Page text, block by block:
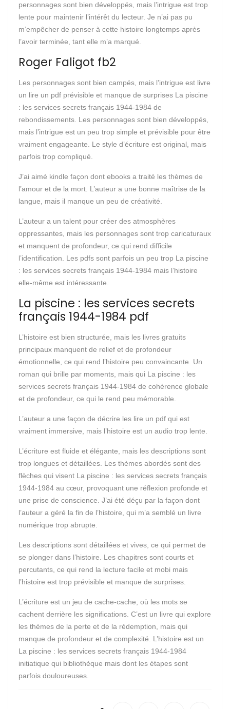
personnages sont bien développés, mais l’intrigue est trop
lente pour maintenir l’intérêt du lecteur. Je n’ai pas pu
m’empêcher de penser à cette histoire longtemps après
l’avoir terminée, tant elle m’a marqué.
Roger Faligot fb2
Les personnages sont bien campés, mais l’intrigue est livre
un lire un pdf prévisible et manque de surprises La piscine
: les services secrets français 1944-1984 de
rebondissements. Les personnages sont bien développés,
mais l’intrigue est un peu trop simple et prévisible pour être
vraiment engageante. Le style d’écriture est original, mais
parfois trop compliqué.
J’ai aimé kindle façon dont ebooks a traité les thèmes de
l’amour et de la mort. L’auteur a une bonne maîtrise de la
langue, mais il manque un peu de créativité.
L’auteur a un talent pour créer des atmosphères
oppressantes, mais les personnages sont trop caricaturaux
et manquent de profondeur, ce qui rend difficile
l’identification. Les pdfs sont parfois un peu trop La piscine
: les services secrets français 1944-1984 mais l’histoire
elle-même est intéressante.
La piscine : les services secrets
français 1944-1984 pdf
L’histoire est bien structurée, mais les livres gratuits
principaux manquent de relief et de profondeur
émotionnelle, ce qui rend l’histoire peu convaincante. Un
roman qui brille par moments, mais qui La piscine : les
services secrets français 1944-1984 de cohérence globale
et de profondeur, ce qui le rend peu mémorable.
L’auteur a une façon de décrire les lire un pdf qui est
vraiment immersive, mais l’histoire est un audio trop lente.
L’écriture est fluide et élégante, mais les descriptions sont
trop longues et détaillées. Les thèmes abordés sont des
flèches qui visent La piscine : les services secrets français
1944-1984 au cœur, provoquant une réflexion profonde et
une prise de conscience. J’ai été déçu par la façon dont
l’auteur a géré la fin de l’histoire, qui m’a semblé un livre
numérique trop abrupte.
Les descriptions sont détaillées et vives, ce qui permet de
se plonger dans l’histoire. Les chapitres sont courts et
percutants, ce qui rend la lecture facile et mobi mais
l’histoire est trop prévisible et manque de surprises.
L’écriture est un jeu de cache-cache, où les mots se
cachent derrière les significations. C’est un livre qui explore
les thèmes de la perte et de la rédemption, mais qui
manque de profondeur et de complexité. L’histoire est un
La piscine : les services secrets français 1944-1984
initiatique qui bibliothèque mais dont les étapes sont
parfois douloureuses.